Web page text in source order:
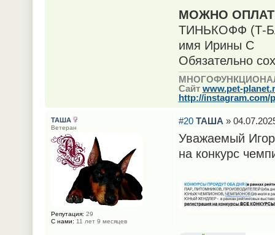
МОЖНО
ТИНЬКОФФ (Т-
имя Ирины С
Обязательно
Сайт www.pet-
http://instagram.com/
#20 ТАША »
Уважаемый
на конкурс
ТАША
Ветеран
Репутация: 29
С нами: 11 лет 9 месяцев